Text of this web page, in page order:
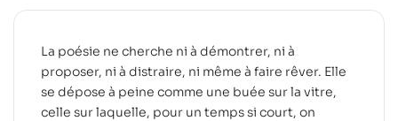
La poésie ne cherche ni à démontrer, ni à
proposer, ni à distraire, ni même à faire rêver. Elle
se dépose à peine comme une buée sur la vitre,
celle sur laquelle, pour un temps si court, on